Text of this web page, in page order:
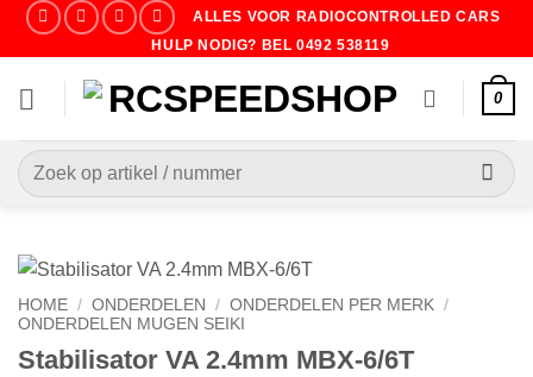
ALLES VOOR RADIOCONTROLLED CARS
HULP NODIG? BEL 0492 538119
0
Zoeken
naar:
HOME / ONDERDELEN / ONDERDELEN PER MERK /
ONDERDELEN MUGEN SEIKI
Stabilisator VA 2.4mm MBX-6/6T